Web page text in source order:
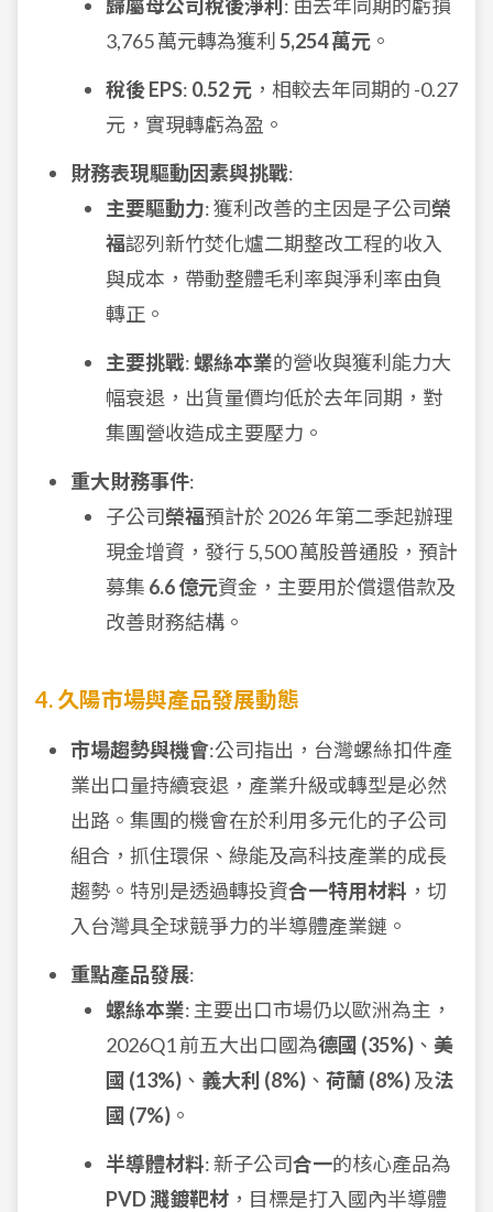
歸屬母公司稅後淨利 : 由去年同期的虧損
3,765 萬元轉為獲利 5,254 萬元 。
稅後 EPS: 0.52 元 ，相較去年同期的 -0.27
元，實現轉虧為盈。
財務表現驅動因素與挑戰:
主要驅動力: 獲利改善的主因是子公司榮
福認列新竹焚化爐二期整改工程的收入
與成本，帶動整體毛利率與淨利率由負
轉正。
主要挑戰:螺絲本業的營收與獲利能力大
幅衰退，出貨量價均低於去年同期，對
集團營收造成主要壓力。
重大財務事件:
子公司榮福預計於 2026 年第二季起辦理
現金增資，發行 5,500 萬股普通股，預計
募集 6.6 億元資金，主要用於償還借款及
改善財務結構。
4. 久陽市場與產品發展動態
市場趨勢與機會:公司指出，台灣螺絲扣件產
業出口量持續衰退，產業升級或轉型是必然
出路。集團的機會在於利用多元化的子公司
組合，抓住環保、綠能及高科技產業的成長
趨勢。特別是透過轉投資合一特用材料 ，切
入台灣具全球競爭力的半導體產業鏈。
重點產品發展:
螺絲本業: 主要出口市場仍以歐洲為主，
2026Q1 前五大出口國為德國 (35%) 、 美
國 (13%) 、 義大利 (8%) 、 荷蘭 (8%)及法
國 (7%) 。
半導體材料: 新子公司合一的核心產品為
PVD 濺鍍靶材 ，目標是打入國內半導體